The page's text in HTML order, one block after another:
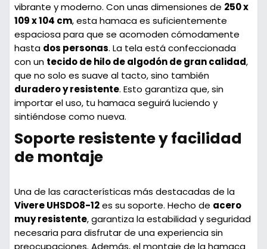
vibrante y moderno. Con unas dimensiones de 250 x
109 x 104 cm, esta hamaca es suficientemente
espaciosa para que se acomoden cómodamente
hasta dos personas. La tela está confeccionada
con un tecido de hilo de algodón de gran calidad,
que no solo es suave al tacto, sino también
duradero y resistente. Esto garantiza que, sin
importar el uso, tu hamaca seguirá luciendo y
sintiéndose como nueva.
Soporte resistente y facilidad
de montaje
Una de las características más destacadas de la
Vivere UHSDO8-12es su soporte. Hecho de acero
muy resistente, garantiza la estabilidad y seguridad
necesaria para disfrutar de una experiencia sin
preocupaciones. Además, el montaje de la hamaca